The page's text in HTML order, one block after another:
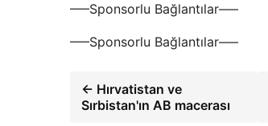
—–Sponsorlu Bağlantılar—–
—–Sponsorlu Bağlantılar—–
← Hırvatistan ve
Sırbistan'ın AB macerası